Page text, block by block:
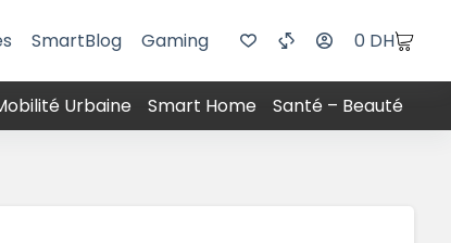
SmartBlog Gaming 0 DH
Urbaine Smart Home Santé – Beauté